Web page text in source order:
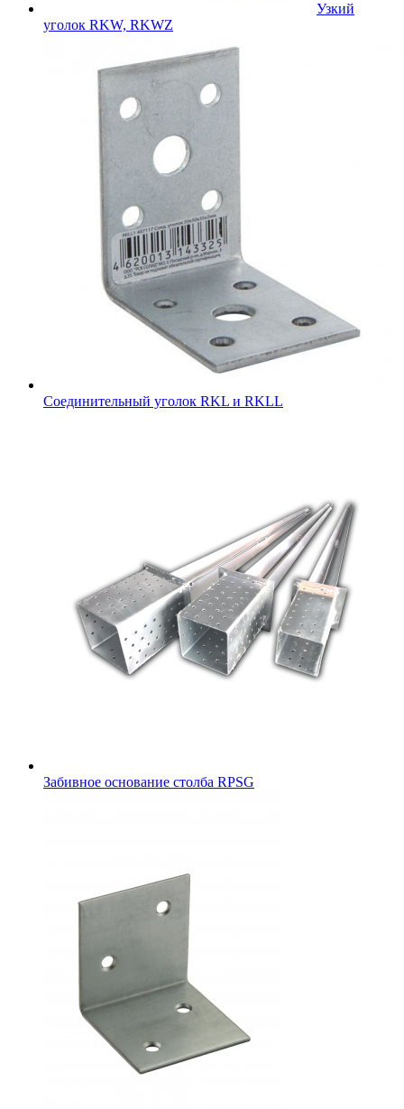
Узкий
уголок RKW, RKWZ
Соединительный уголок RKL и RKLL
Забивное основание столба RPSG